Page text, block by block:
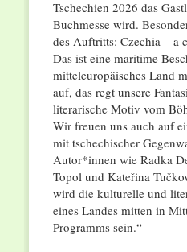
Tschechien 2026 das
Buchmesse wird.
des Auftritts: Czechia – a
Das ist eine maritime
mitteleuropäisches Land
auf, das regt unsere
literarische Motiv vom
Wir freuen uns auch auf
mit tschechischer
Autor*innen wie Radka
Topol und Kateřina
wird die kulturelle und
eines Landes mitten in
Programms sein.“